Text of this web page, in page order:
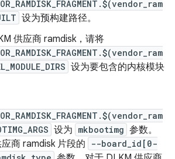
设为预构建路径。
供应商 ramdisk，请将
设为要包含的内核模块
设为 mkbootimg 参数。
商 ramdisk 片段的
--board_id[0-